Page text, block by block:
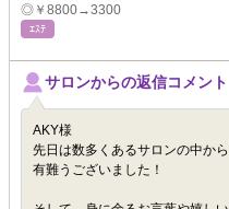
◎￥8800→3300
ｴｽﾃ
サロンからの返信コメント
AKY様
先日は数多くあるサロンの中か
有難うございました！